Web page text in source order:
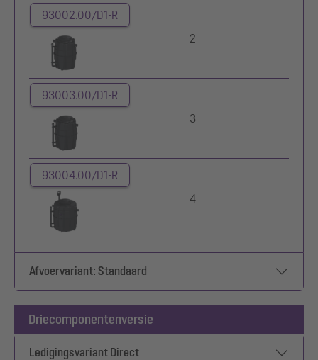
93002.00/D1-R
2
93003.00/D1-R
3
93004.00/D1-R
4
Afvoervariant: Standaard
Driecomponentenversie
Ledigingsvariant Direct